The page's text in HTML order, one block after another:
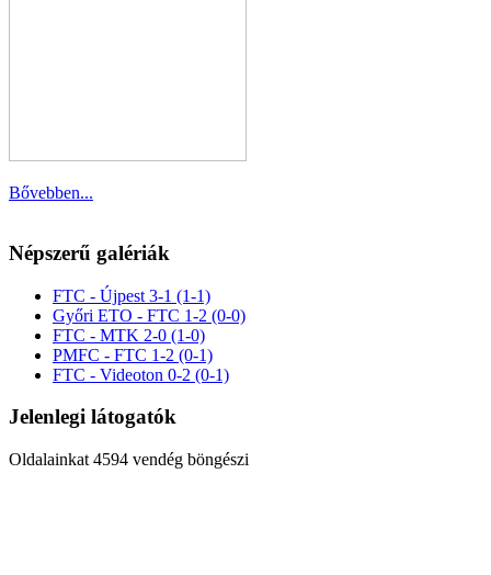
Bővebben...
Népszerű galériák
FTC - Újpest 3-1 (1-1)
Győri ETO - FTC 1-2 (0-0)
FTC - MTK 2-0 (1-0)
PMFC - FTC 1-2 (0-1)
FTC - Videoton 0-2 (0-1)
Jelenlegi látogatók
Oldalainkat 4594 vendég böngészi